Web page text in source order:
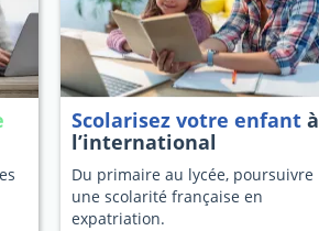
Scolarisez votre enfant à
l’international
Du primaire au lycée, poursuivre
une scolarité française en
expatriation.